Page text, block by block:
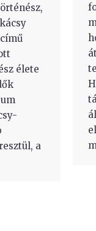
élete
a